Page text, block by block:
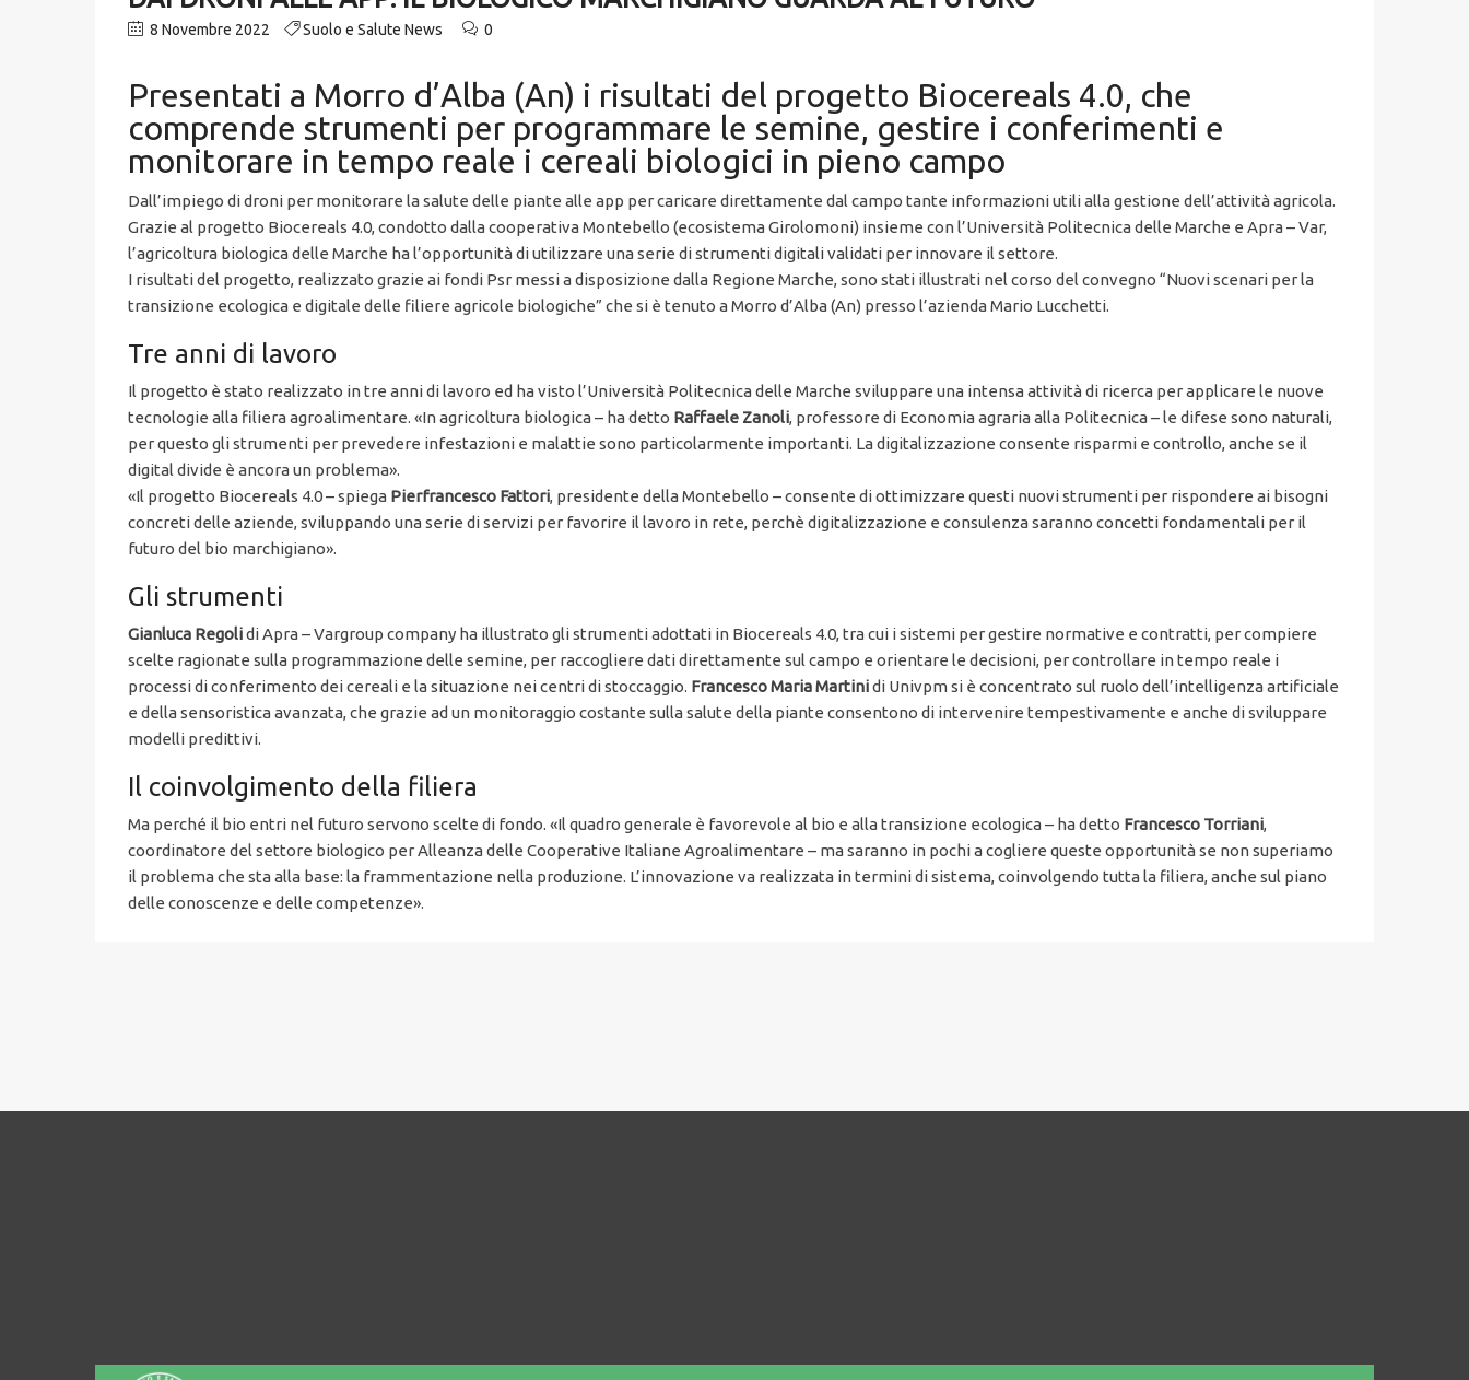
8 Novembre 2022 Suolo e Salute News 0
Presentati a Morro d’Alba (An) i risultati del progetto Biocereals 4.0, che
comprende strumenti per programmare le semine, gestire i conferimenti e
monitorare in tempo reale i cereali biologici in pieno campo
Dall’impiego di droni per monitorare la salute delle piante alle app per caricare direttamente dal campo tante informazioni utili alla gestione dell’attività agricola.
Grazie al progetto Biocereals 4.0, condotto dalla cooperativa Montebello (ecosistema Girolomoni) insieme con l’Università Politecnica delle Marche e Apra – Var,
l’agricoltura biologica delle Marche ha l’opportunità di utilizzare una serie di strumenti digitali validati per innovare il settore.
I risultati del progetto, realizzato grazie ai fondi Psr messi a disposizione dalla Regione Marche, sono stati illustrati nel corso del convegno “Nuovi scenari per la
transizione ecologica e digitale delle filiere agricole biologiche” che si è tenuto a Morro d’Alba (An) presso l’azienda Mario Lucchetti.
Tre anni di lavoro
Il progetto è stato realizzato in tre anni di lavoro ed ha visto l’Università Politecnica delle Marche sviluppare una intensa attività di ricerca per applicare le nuove
tecnologie alla filiera agroalimentare. «In agricoltura biologica – ha detto Raffaele Zanoli, professore di Economia agraria alla Politecnica – le difese sono naturali,
per questo gli strumenti per prevedere infestazioni e malattie sono particolarmente importanti. La digitalizzazione consente risparmi e controllo, anche se il
digital divide è ancora un problema».
«Il progetto Biocereals 4.0 – spiega Pierfrancesco Fattori, presidente della Montebello – consente di ottimizzare questi nuovi strumenti per rispondere ai bisogni
concreti delle aziende, sviluppando una serie di servizi per favorire il lavoro in rete, perchè digitalizzazione e consulenza saranno concetti fondamentali per il
futuro del bio marchigiano».
Gli strumenti
Gianluca Regolidi Apra – Vargroup company ha illustrato gli strumenti adottati in Biocereals 4.0, tra cui i sistemi per gestire normative e contratti, per compiere
scelte ragionate sulla programmazione delle semine, per raccogliere dati direttamente sul campo e orientare le decisioni, per controllare in tempo reale i
processi di conferimento dei cereali e la situazione nei centri di stoccaggio. Francesco Maria Martinidi Univpm si è concentrato sul ruolo dell’intelligenza artificiale
e della sensoristica avanzata, che grazie ad un monitoraggio costante sulla salute della piante consentono di intervenire tempestivamente e anche di sviluppare
modelli predittivi.
Il coinvolgimento della filiera
Ma perché il bio entri nel futuro servono scelte di fondo. «Il quadro generale è favorevole al bio e alla transizione ecologica – ha detto Francesco Torriani,
coordinatore del settore biologico per Alleanza delle Cooperative Italiane Agroalimentare – ma saranno in pochi a cogliere queste opportunità se non superiamo
il problema che sta alla base: la frammentazione nella produzione. L’innovazione va realizzata in termini di sistema, coinvolgendo tutta la filiera, anche sul piano
delle conoscenze e delle competenze».